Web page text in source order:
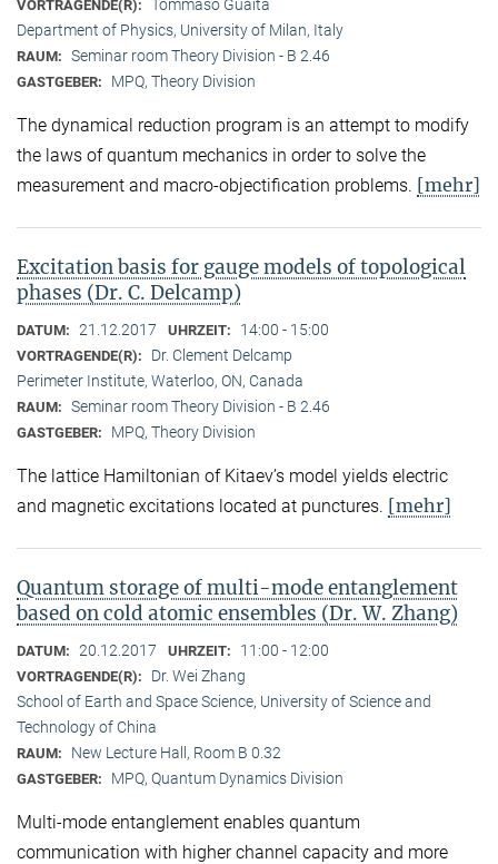
VORTRAGENDE(R): Tommaso Guaita
Department of Physics, University of Milan, Italy
RAUM: Seminar room Theory Division - B 2.46
GASTGEBER: MPQ, Theory Division
The dynamical reduction program is an attempt to modify
the laws of quantum mechanics in order to solve the
measurement and macro-objectification problems. [mehr]
Excitation basis for gauge models of topological
phases (Dr. C. Delcamp)
DATUM: 21.12.2017 UHRZEIT: 14:00 - 15:00
VORTRAGENDE(R):
Dr. Clement Delcamp
Perimeter Institute, Waterloo, ON, Canada
RAUM: Seminar room Theory Division - B 2.46
GASTGEBER: MPQ, Theory Division
The lattice Hamiltonian of Kitaev’s model yields electric
and magnetic excitations located at punctures. [mehr]
Quantum storage of multi-mode entanglement
based on cold atomic ensembles (Dr. W. Zhang)
DATUM: 20.12.2017 UHRZEIT: 11:00 - 12:00
VORTRAGENDE(R):
Dr. Wei Zhang
School of Earth and Space Science, University of Science and
Technology of China
RAUM: New Lecture Hall, Room B 0.32
GASTGEBER: MPQ, Quantum Dynamics Division
Multi-mode entanglement enables quantum
communication with higher channel capacity and more